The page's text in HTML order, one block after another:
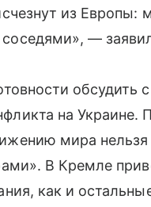
из
—
на Украине.
мира нельзя
В Кремле
как и